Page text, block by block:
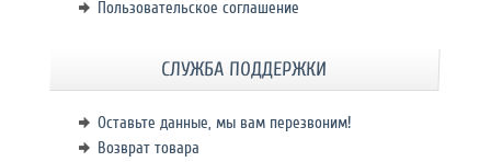
Пользовательское соглашение
СЛУЖБА ПОДДЕРЖКИ
Оставьте данные, мы вам перезвоним!
Возврат товара